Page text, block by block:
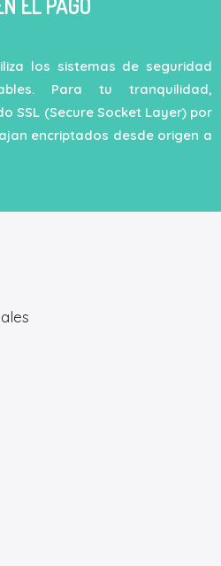
EL PAGO
los sistemas de seguridad
Para tu tranquilidad,
SSL (Secure Socket Layer) por
encriptados desde origen a